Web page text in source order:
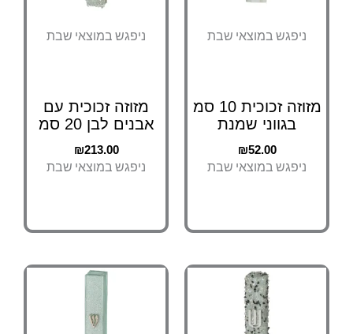
ניפגש במוצאי שבת
מזוזה זכוכית 10 סמ
בגווני שמנת
₪52.00
ניפגש במוצאי שבת
ניפגש במוצאי שבת
מזוזה זכוכית עם
אבנים לבן 20 סמ
₪213.00
ניפגש במוצאי שבת